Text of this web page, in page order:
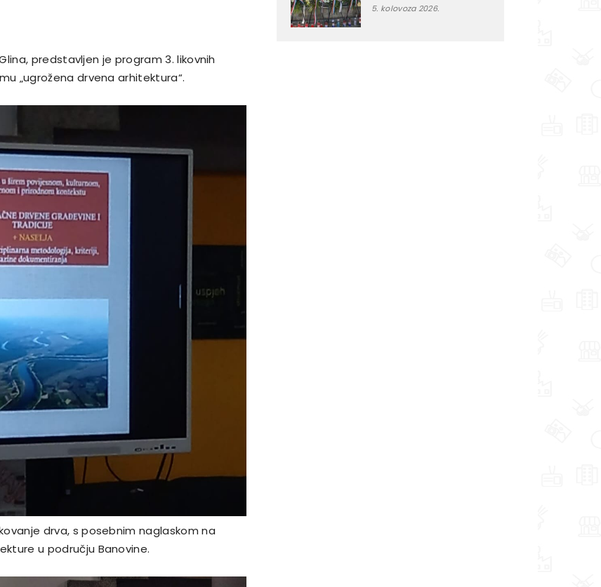
predstavljen je program 3. likovnih
„ugrožena drvena arhitektura“.
drva, s posebnim naglaskom na
u području Banovine.
5. kolovoza 2026.